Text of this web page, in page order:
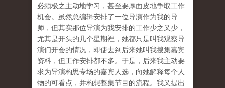
必须极之主动地学习，甚至要厚面皮地争取工作
机会。虽然总编辑安排了一位导演作为我的导
师，但其实那位导演为我安排的工作少之又少，
尤其是开头的几个星期裡，她都只是叫我观察导
演们开会的情况，即使去到后来她叫我搜集嘉宾
资料，但工作安排都不多。于是，后来我主动要
求为导演构思专场的嘉宾人选，向她解释每个人
物的可看点，并构想整集节目的流程。我又提出